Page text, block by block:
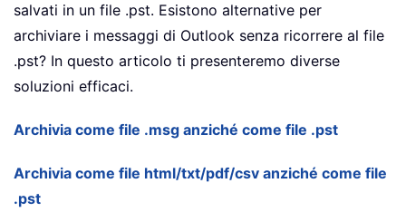
salvati in un file .pst. Esistono alternative per
archiviare i messaggi di Outlook senza ricorrere al file
.pst? In questo articolo ti presenteremo diverse
soluzioni efficaci.
Archivia come file .msg anziché come file .pst
Archivia come file html/txt/pdf/csv anziché come file
.pst